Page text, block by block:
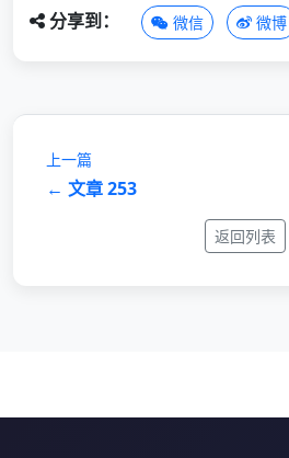
分享到： 微信 微博
上一篇
← 文章 253
返回列表